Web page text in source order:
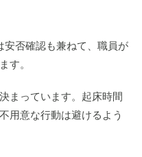
否確認も兼ねて、職員が
す。
まっています。起床時間
用意な行動は避けるよう